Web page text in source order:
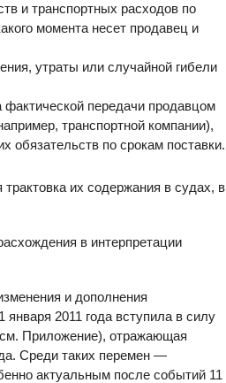
и транспортных расходов по
момента несет продавец и
утраты или случайной гибели
фактической передачи продавцом
транспортной компании),
обязательств по срокам поставки.
их содержания в судах, в
в интерпретации
и дополнения
января 2011 года вступила в силу
Приложение), отражающая
Среди таких перемен —
актуальным после событий 11